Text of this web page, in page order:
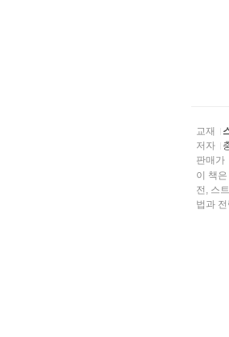
교재
저자
판매가
이 책
전, 스
법과